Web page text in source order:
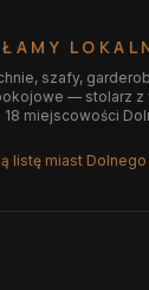
szafy,
— stolarz z
miejscowości
listę miast